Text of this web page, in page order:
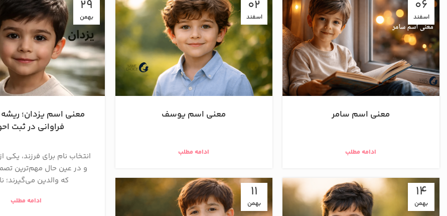
06
اسفند
معنی اسم سامر
ادامه مطلب
02
اسفند
معنی اسم یوسف
ادامه مطلب
29
بهمن
معنی اسم یزدان؛ ریشه
فراوانی در ثبت
انتخاب نام برای فرزند، یکی
و در عین حال مهم‌ترین
که والدین می‌گیرند؛
ادامه مطلب 14
بهمن
11
بهمن